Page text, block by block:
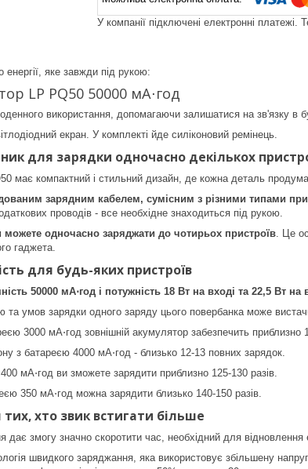
У компанії підключені електронні
яке завжди під рукою:
LP PQ50 50000 мА⋅год
використання, допомагаючи залишатися на зв'язку в
екран. У комплекті йде силіконовий ремінець.
для зарядки одночасно декількох
має компактний і стильний дизайн, де кожна деталь
зарядним кабелем, сумісним з різними типами
проводів - все необхідне знаходиться під рукою.
можете одночасно заряджати до чотирьох пристроїв . Це
гаджета.
для будь-яких пристроїв
50000 мА⋅год і потужність 18 Вт на вході та 22,5 Вт на
та умов зарядки одного заряду цього повербанка може
3000 мА⋅год зовнішній акумулятор забезпечить приблизно
з батареєю 4000 мА⋅год - близько 12-13 повних зарядок.
мА⋅год ви зможете зарядити приблизно 125-130 разів.
350 мА⋅год можна зарядити близько 140-150 разів.
хто звик встигати більше
змогу значно скоротити час, необхідний для відновлення
швидкого заряджання, яка використовує збільшену